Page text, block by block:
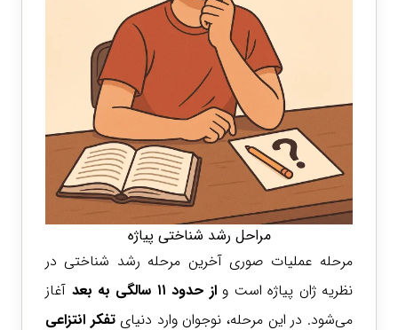
مراحل رشد شناختی پیاژه
مرحله عملیات صوری آخرین مرحله رشد شناختی در
نظریه ژان پیاژه است و از حدود ۱۱ سالگی به بعد
آغاز
می‌شود. در این مرحله، نوجوان وارد دنیایتفکر انتزاعی